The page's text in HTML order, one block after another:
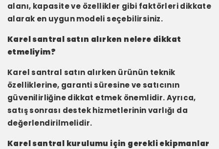
alanı, kapasite ve özellikler gibi faktörleri dikkate
alarak en uygun modeli seçebilirsiniz.
Karel santral satın alırken nelere dikkat
etmeliyim?
Karel santral satın alırken ürünün teknik
özelliklerine, garanti süresine ve satıcının
güvenilirliğine dikkat etmek önemlidir. Ayrıca,
satış sonrası destek hizmetlerinin varlığı da
değerlendirilmelidir.
Karel santral kurulumu için gerekli ekipmanlar